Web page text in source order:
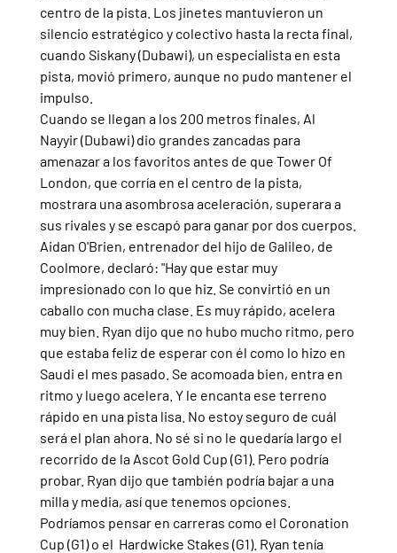
centro de la pista. Los jinetes mantuvieron un
silencio estratégico y colectivo hasta la recta final,
cuando Siskany (Dubawi), un especialista en esta
pista, movió primero, aunque no pudo mantener el
impulso.
Cuando se llegan a los 200 metros finales, Al
Nayyir (Dubawi) dio grandes zancadas para
amenazar a los favoritos antes de que Tower Of
London, que corría en el centro de la pista,
mostrara una asombrosa aceleración, superara a
sus rivales y se escapó para ganar por dos cuerpos.
Aidan O'Brien, entrenador del hijo de Galileo, de
Coolmore, declaró: "Hay que estar muy
impresionado con lo que hiz. Se convirtió en un
caballo con mucha clase. Es muy rápido, acelera
muy bien. Ryan dijo que no hubo mucho ritmo, pero
que estaba feliz de esperar con él como lo hizo en
Saudi el mes pasado. Se acomoada bien, entra en
ritmo y luego acelera. Y le encanta ese terreno
rápido en una pista lisa. No estoy seguro de cuál
será el plan ahora. No sé si no le quedaría largo el
recorrido de la Ascot Gold Cup (G1). Pero podría
probar. Ryan dijo que también podría bajar a una
milla y media, así que tenemos opciones.
Podríamos pensar en carreras como el Coronation
Cup (G1) o el  Hardwicke Stakes (G1). Ryan tenía